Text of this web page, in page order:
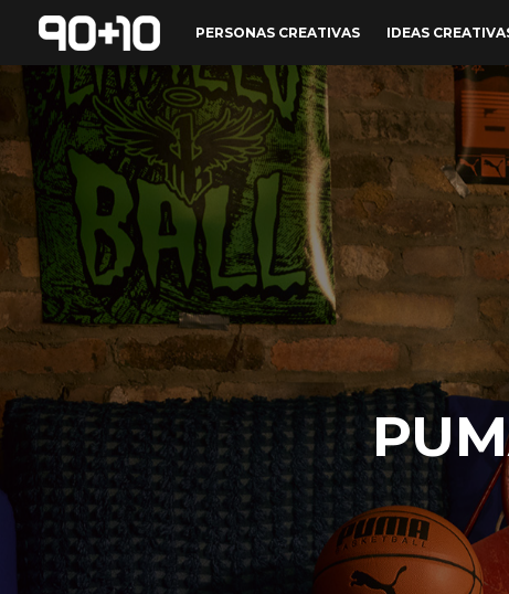
PERSONAS CREATIVAS IDEAS